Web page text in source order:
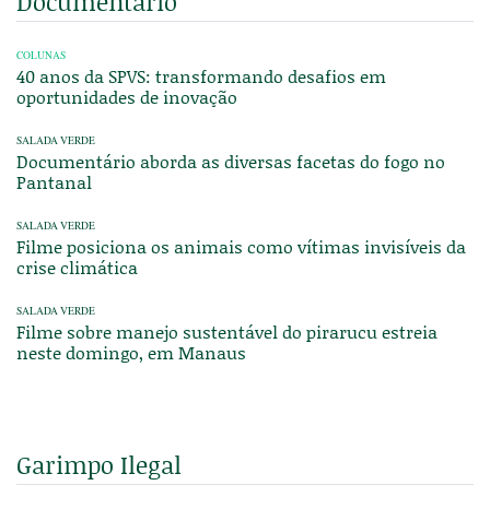
COLUNAS
40 anos da SPVS: transformando desafios em
oportunidades de inovação
SALADA VERDE
Documentário aborda as diversas facetas do fogo no
Pantanal
SALADA VERDE
Filme posiciona os animais como vítimas invisíveis da
crise climática
SALADA VERDE
Filme sobre manejo sustentável do pirarucu estreia
neste domingo, em Manaus
Garimpo Ilegal